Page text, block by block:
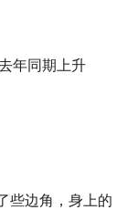
年同期上升
些边角，身上的